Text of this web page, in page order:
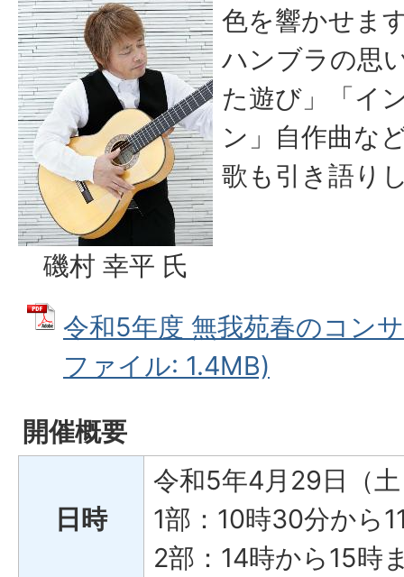
磯村 幸平 氏
色を響かせま
ハンブラの思
た遊び」「イ
ン」自作曲な
歌も引き語り
令和5年度 無我苑春のコン
ファイル: 1.4MB)
開催概要
日時
令和5年4月29日（
1部：10時30分から
2部：14時から15時